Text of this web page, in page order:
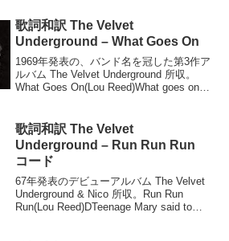
歌詞和訳 The Velvet
Underground – What Goes On
1969年発表の、バンド名を冠した第3作ア
ルバム The Velvet Underground 所収。
What Goes On(Lou Reed)What goes on in
歌詞和訳 The Velvet
Underground – Run Run Run
コード
67年発表のデビューアルバム The Velvet
Underground & Nico 所収。Run Run
Run(Lou Reed)DTeenage Mary said to